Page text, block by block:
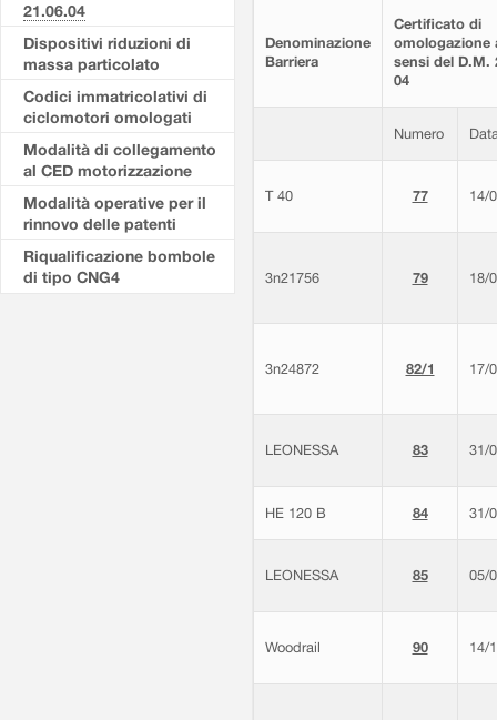
21.06.04
Dispositivi riduzioni di
massa particolato
Codici immatricolativi di
ciclomotori omologati
Modalità di collegamento
al CED motorizzazione
Modalità operative per il
rinnovo delle patenti
Riqualificazione bombole
di tipo CNG4
Denominazione
Barriera
Certificato di
omologazione
sensi del D.M.
04
Numero
T 40 77 14/
3n21756 79 18/
3n24872 82/1 17/
LEONESSA 83 31/
HE 120 B 84 31/
LEONESSA 85 05/
Woodrail 90 14/